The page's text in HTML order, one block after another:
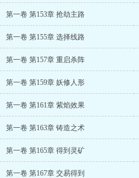
第一卷 第153章 抢劫主路
第一卷 第155章 选择线路
第一卷 第157章 重启杀阵
第一卷 第159章 妖修人形
第一卷 第161章 紫焰效果
第一卷 第163章 铸造之术
第一卷 第165章 得到灵矿
第一卷 第167章 交易得到